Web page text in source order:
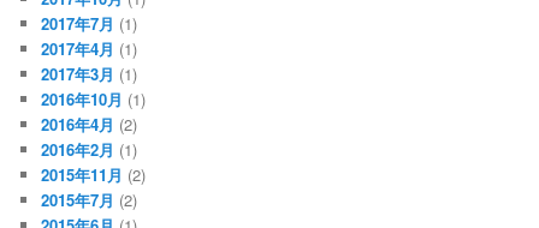
2017年7月 (1)
2017年4月 (1)
2017年3月 (1)
2016年10月 (1)
2016年4月 (2)
2016年2月 (1)
2015年11月 (2)
2015年7月 (2)